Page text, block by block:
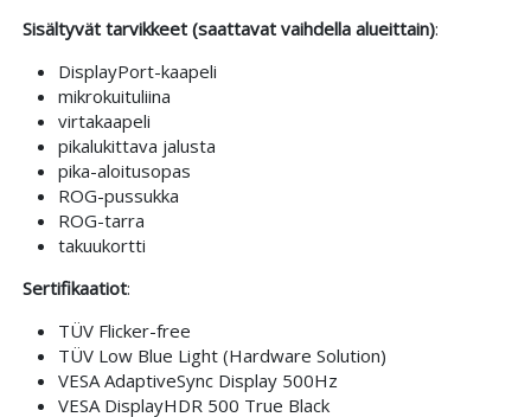
Sisältyvät tarvikkeet (saattavat vaihdella alueittain):
DisplayPort-kaapeli
mikrokuituliina
virtakaapeli
pikalukittava jalusta
pika-aloitusopas
ROG-pussukka
ROG-tarra
takuukortti
Sertifikaatiot:
TÜV Flicker-free
TÜV Low Blue Light (Hardware Solution)
VESA AdaptiveSync Display 500Hz
VESA DisplayHDR 500 True Black